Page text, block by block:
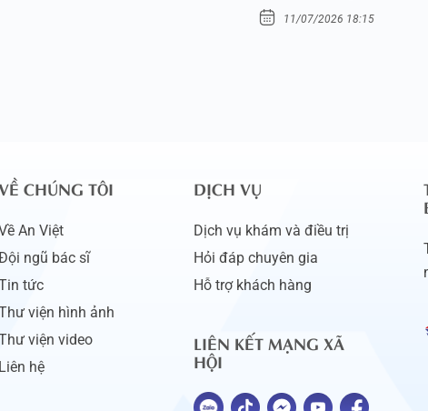
11/07/2026 18:15
CHÚNG TÔI
An Việt
ngũ bác sĩ
tức
viện hình ảnh
viện video
Liên hệ
DỊCH VỤ
Dịch vụ khám và điều trị
Hỏi đáp chuyên gia
Hỗ trợ khách hàng
LIÊN KẾT MẠNG XÃ
HỘI